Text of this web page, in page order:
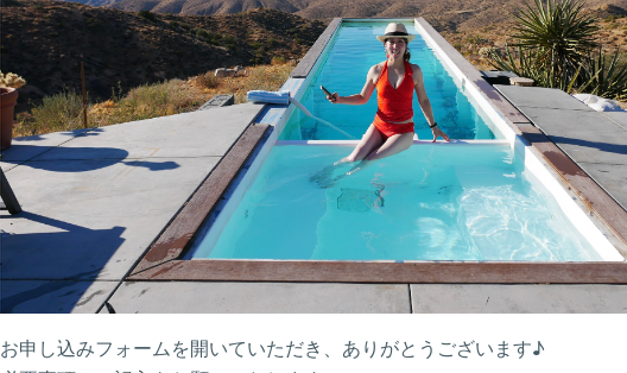
お申し込みフォームを開いていただき、ありがとうございます♪